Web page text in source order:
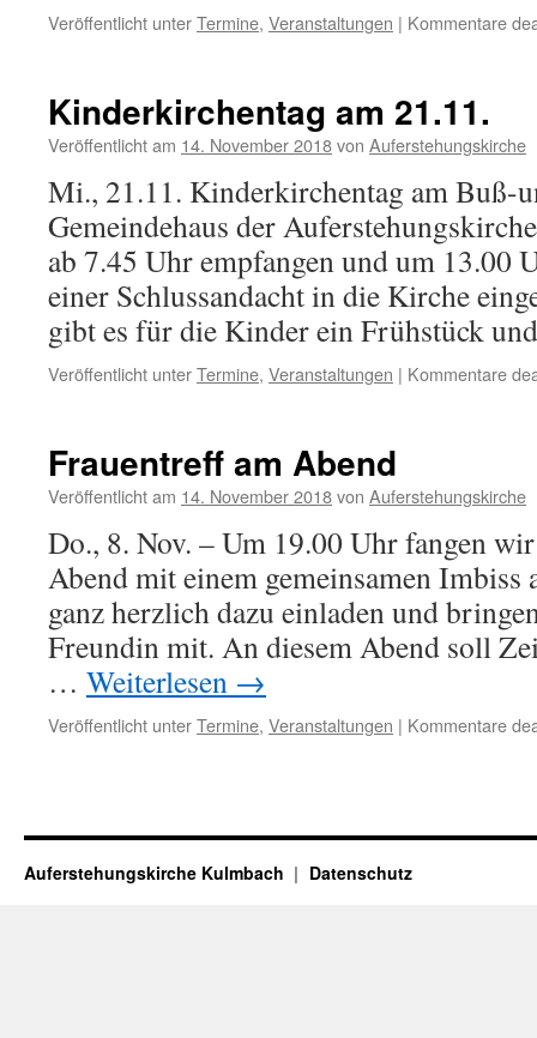
Veröffentlicht unterTermine, Veranstaltungen | Kommentare
Kinderkirchentag am 21.11.
Veröffentlicht am 14. November 2018von Auferstehungskirche
Mi., 21.11. Kinderkirchentag am Buß-
Gemeindehaus der
ab 7.45 Uhr empfangen und um 13.00
einer Schlussandacht in die Kirche
gibt es für die Kinder ein Frühstück
Veröffentlicht unterTermine, Veranstaltungen | Kommentare
Frauentreff am Abend
Veröffentlicht am 14. November 2018von Auferstehungskirche
Do., 8. Nov. – Um 19.00 Uhr fangen
Abend mit einem gemeinsamen Imbiss
ganz herzlich dazu einladen und
Freundin mit. An diesem Abend soll
… Weiterlesen →
Veröffentlicht unterTermine, Veranstaltungen | Kommentare
Auferstehungskirche Kulmbach Datenschutz